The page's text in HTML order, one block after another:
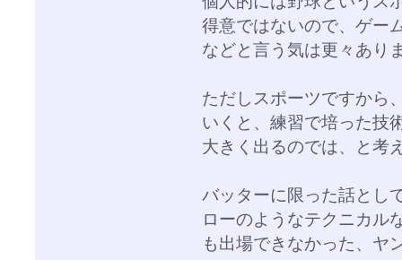
得意ではないので、ゲー
などと言う気は更々あり
ただしスポーツですから
いくと、練習で培った技
大きく出るのでは、と考
バッターに限った話とし
ローのようなテクニカル
も出場できなかった、ヤ